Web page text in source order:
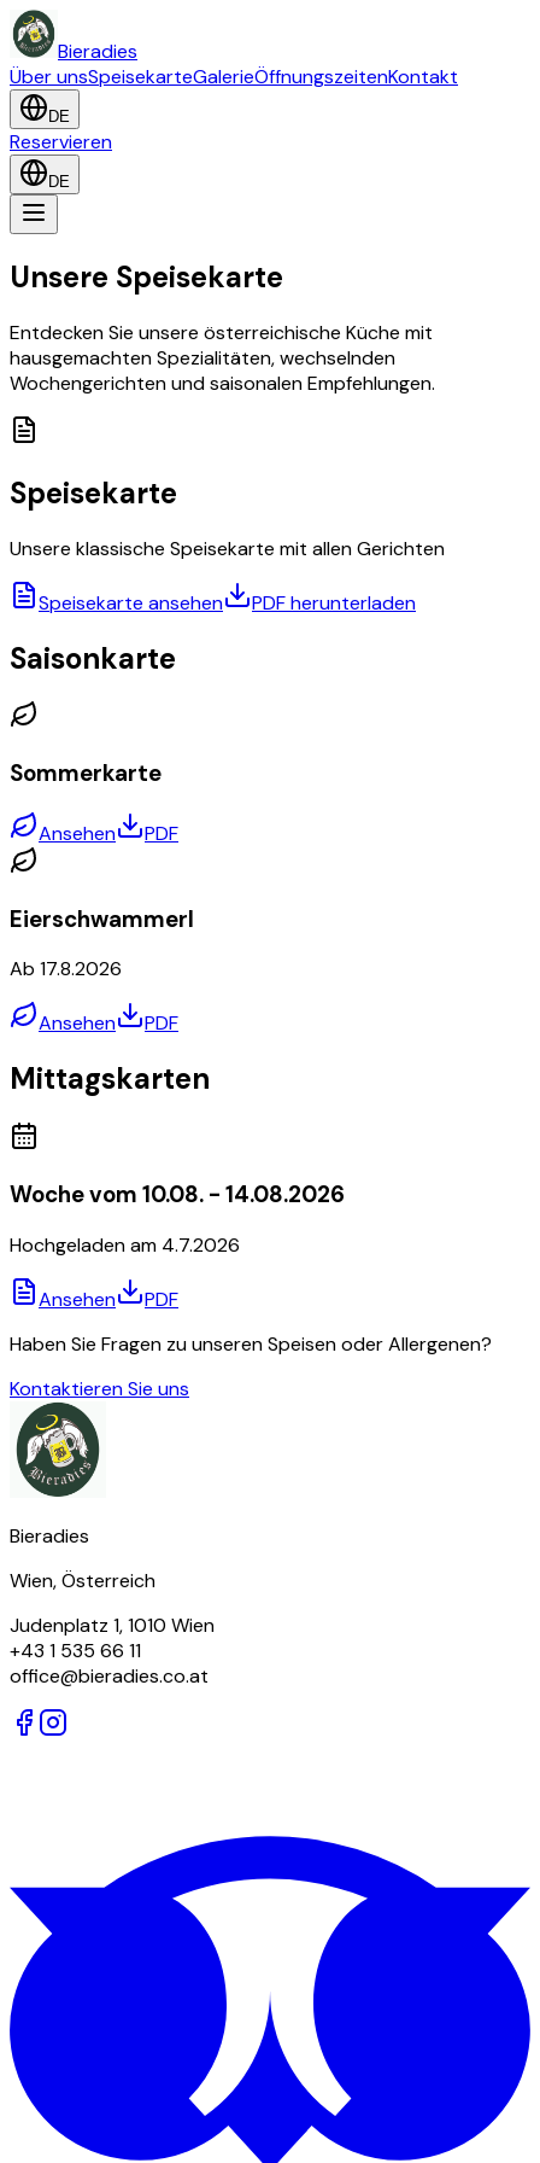
Bieradies
Über unsSpeisekarteGalerieÖffnungszeitenKontakt
DE
Reservieren
DE
Unsere Speisekarte
Entdecken Sie unsere österreichische Küche mit
hausgemachten Spezialitäten, wechselnden
Wochengerichten und saisonalen Empfehlungen.
Speisekarte
Unsere klassische Speisekarte mit allen Gerichten
Speisekarte ansehen PDF herunterladen
Saisonkarte
Sommerkarte
Ansehen PDF
Eierschwammerl
Ab 17.8.2026
Ansehen PDF
Mittagskarten
Woche vom 10.08. - 14.08.2026
Hochgeladen am 4.7.2026
Ansehen
PDF
Haben Sie Fragen zu unseren Speisen oder Allergenen?
Kontaktieren Sie uns
Bieradies
Wien, Österreich
Judenplatz 1, 1010 Wien
+43 1 535 66 11
office@bieradies.co.at